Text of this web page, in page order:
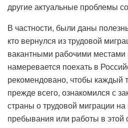
другие актуальные проблемы
В частности, были даны
кто вернулся из трудовой
вакантными рабочими местами
намеревается поехать в
рекомендовано, чтобы каждый
прежде всего, ознакомился с
страны о трудовой миграции
пребывания или работы в этой